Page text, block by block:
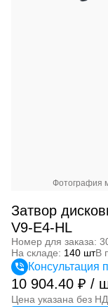
Фотография
Затвор
V9-E4-HL
Номер для заказа:
На складе: 140 штВ
Консультация
10 904.40 ₽ /
Цена указана без